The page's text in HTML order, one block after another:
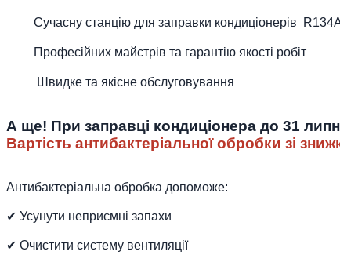
Сучасну станцію для заправки кондиціонерів
Професійних майстрів та гарантію якості робіт
Швидке та якісне обслуговування
А ще! При заправці кондиціонера до 31
Вартість антибактеріальної обробки зі
Антибактеріальна обробка допоможе:
✔ Усунути неприємні запахи
✔ Очистити систему вентиляції